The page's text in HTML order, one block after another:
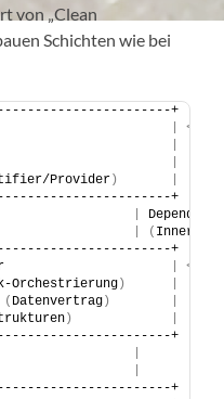
von „Clean
Schichten wie bei
+
<
Provider )
+
^
( Innere
+
Layer <
Orchestrierung )
( Datenvertrag )
)
+
^
+